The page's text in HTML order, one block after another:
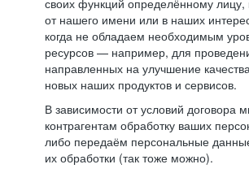
своих функций определённому лицу,
от нашего имени или в наших
когда не обладаем необходимым
ресурсов — например, для
направленных на улучшение
новых наших продуктов и сервисов.
В зависимости от условий договора
контрагентам обработку ваших
либо передаём персональные
их обработки (так тоже можно).